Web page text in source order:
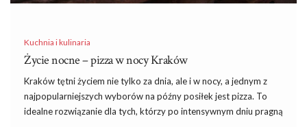
Kuchnia i kulinaria
Życie nocne – pizza w nocy Kraków
Kraków tętni życiem nie tylko za dnia, ale i w nocy, a jednym z
najpopularniejszych wyborów na późny posiłek jest pizza. To
idealne rozwiązanie dla tych, którzy po intensywnym dniu pragną